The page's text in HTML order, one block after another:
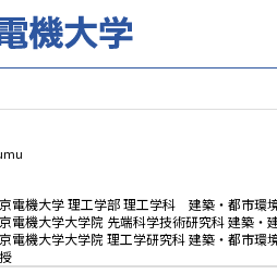
電機大学 理工学部 理工学科 建築・都市環
電機大学大学院 先端科学技術研究科 建築・
電機大学大学院 理工学研究科 建築・都市環